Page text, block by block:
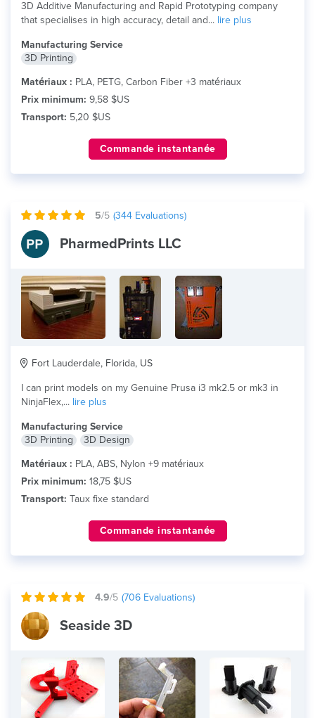
3D Additive Manufacturing and Rapid Prototyping company
that specialises in high accuracy, detail and... lire plus
Manufacturing Service
3D Printing
Matériaux : PLA, PETG, Carbon Fiber +3 matériaux
Prix minimum: 9,58 $US
Transport: 5,20 $US
Commande instantanée
5/5 (344 Evaluations)
PharmedPrints LLC
Fort Lauderdale, Florida, US
I can print models on my Genuine Prusa i3 mk2.5 or mk3 in
NinjaFlex,... lire plus
Manufacturing Service
3D Printing
3D Design
Matériaux : PLA, ABS, Nylon +9 matériaux
Prix minimum: 18,75 $US
Transport: Taux fixe standard
Commande instantanée
4.9/5 (706 Evaluations)
Seaside 3D